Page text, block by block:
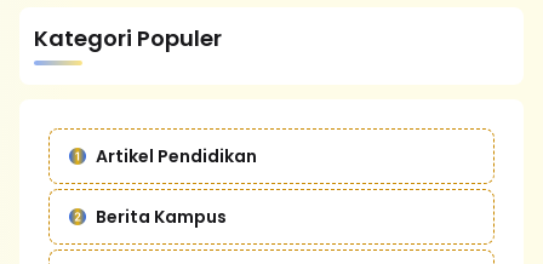
Kategori Populer
Artikel Pendidikan
Berita Kampus